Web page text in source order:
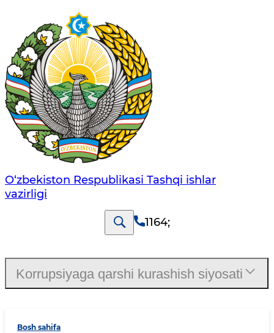
O‘zbеkistоn Rеspublikаsi Tashqi ishlаr
vаzirligi
1164;
Bosh sahifa
Korrupsiyaga qarshi kurashish siyosati